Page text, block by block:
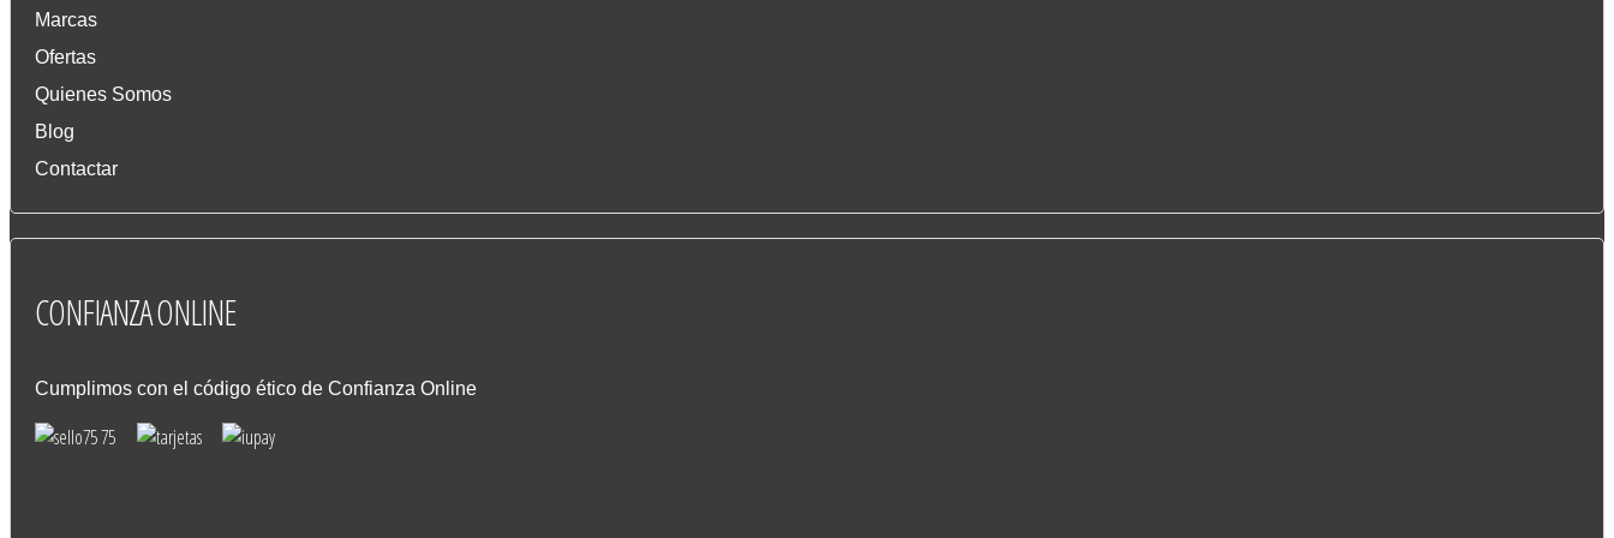
Marcas
Ofertas
Quienes Somos
Blog
Contactar
CONFIANZAONLINE
Cumplimos con el código ético de Confianza Online